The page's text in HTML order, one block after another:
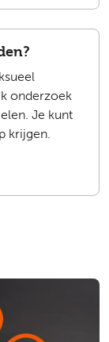
onderzoek
Je kunt
krijgen.